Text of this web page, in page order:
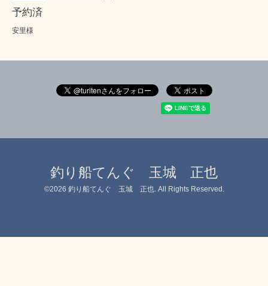
予約済
安里様
釣り船てんぐ 玉城 正也
©2026 釣り船てんぐ 玉城 正也. All Rights Reserved.